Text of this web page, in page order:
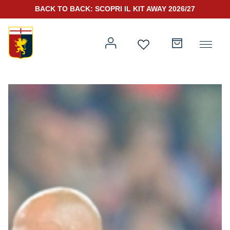
Prima squadra
Genoa for Special
Kit Gara 2026/27
Kit Gara 25/26
BACK TO BACK: SCOPRI IL KIT AWAY 2026/27